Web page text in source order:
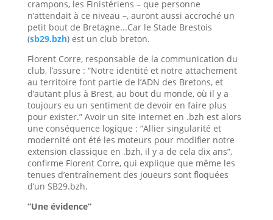
crampons, les Finistériens – que personne
n’attendait à ce niveau –, auront aussi accroché un
petit bout de Bretagne...Car le Stade Brestois
(sb29.bzh) est un club breton.
Florent Corre, responsable de la communication du
club, l’assure : “Notre identité et notre attachement
au territoire font partie de l’ADN des Bretons, et
d’autant plus à Brest, au bout du monde, où il y a
toujours eu un sentiment de devoir en faire plus
pour exister.” Avoir un site internet en .bzh est alors
une conséquence logique : “Allier singularité et
modernité ont été les moteurs pour modifier notre
extension classique en .bzh, il y a de cela dix ans”,
confirme Florent Corre, qui explique que même les
tenues d’entraînement des joueurs sont floquées
d’un SB29.bzh.
“Une évidence”